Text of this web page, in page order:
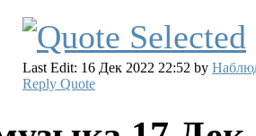
Last Edit: 16 Дек 2022 22:52 by
Reply Quote